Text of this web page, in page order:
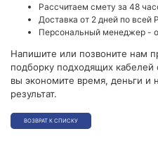
Рассчитаем смету за 48
Доставка от 2 дней по всей
Персональный менеджер -
Напишите или позвоните нам
подборку подходящих
вы экономите время, деньги и
результат.
ВОЗВРАТ К СПИСКУ